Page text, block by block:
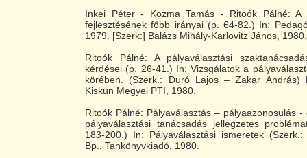
Inkei Péter - Kozma Tamás - Ritoók Pálné: A
fejlesztésének főbb irányai (p. 64-82.) In:
1979. [Szerk:] Balázs Mihály-Karlovitz János,
Ritoók Pálné: A pályaválasztási
kérdései (p. 26-41.) In: Vizsgálatok a
körében. (Szerk.: Duró Lajos – Zakar András)
Kiskun Megyei PTI, 1980.
Ritoók Pálné: Pályaválasztás – pályaazonosulás -
pályaválasztási tanácsadás jellegzetes
183-200.) In: Pályaválasztási ismeretek
Bp., Tankönyvkiadó, 1980.